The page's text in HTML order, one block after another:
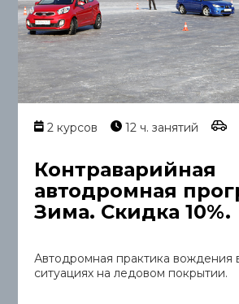
2 курсов 12 ч. занятий
Контраварийная
автодромная
Зима. Скидка 10%.
Автодромная практика вождения
ситуациях на ледовом покрытии.